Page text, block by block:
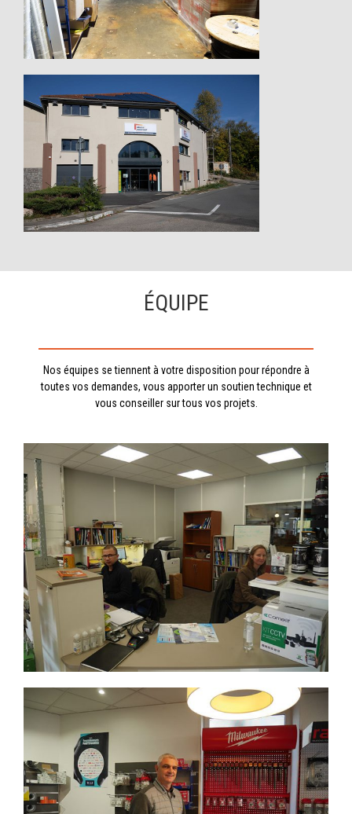
ÉQUIPE
Nos équipes se tiennent à votre disposition pour répondre à
toutes vos demandes, vous apporter un soutien technique et
vous conseiller sur tous vos projets.